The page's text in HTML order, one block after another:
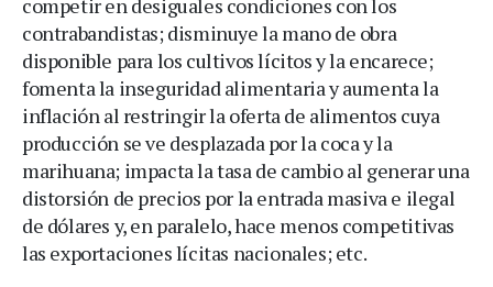
competir en desiguales condiciones con los
contrabandistas; disminuye la mano de obra
disponible para los cultivos lícitos y la encarece;
fomenta la inseguridad alimentaria y aumenta la
inflación al restringir la oferta de alimentos cuya
producción se ve desplazada por la coca y la
marihuana; impacta la tasa de cambio al generar una
distorsión de precios por la entrada masiva e ilegal
de dólares y, en paralelo, hace menos competitivas
las exportaciones lícitas nacionales; etc.